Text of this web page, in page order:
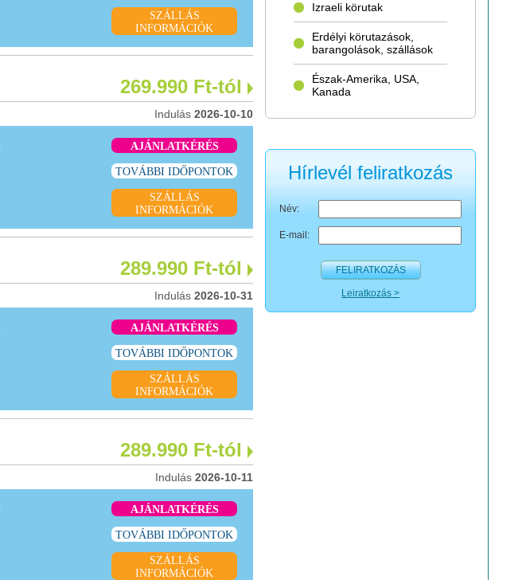
SZÁLLÁS
INFORMÁCIÓK
269.990 Ft-tól
Indulás 2026-10-10
AJÁNLATKÉRÉS
TOVÁBBI IDŐPONTOK
SZÁLLÁS
INFORMÁCIÓK
289.990 Ft-tól
Indulás 2026-10-31
AJÁNLATKÉRÉS
TOVÁBBI IDŐPONTOK
SZÁLLÁS
INFORMÁCIÓK
289.990 Ft-tól
Indulás 2026-10-11
AJÁNLATKÉRÉS
TOVÁBBI IDŐPONTOK
SZÁLLÁS
INFORMÁCIÓK
Izraeli körutak
Erdélyi körutazások,
barangolások, szállások
Észak-Amerika, USA,
Kanada
Hírlevél feliratkozás
Név:
E-mail:
FELIRATKOZÁS
Leiratkozás >